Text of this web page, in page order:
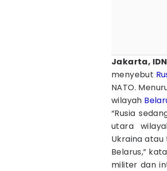
Jakarta,
menyebut
NATO.
wilayah
“Rusia
utara
Ukraina atau
Belarus,”
militer dan